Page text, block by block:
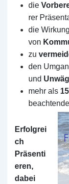
die
rer
die
von
zu
den
und
mehr als
beachtende
Erfolgrei
ch
Präsenti
eren,
dabei